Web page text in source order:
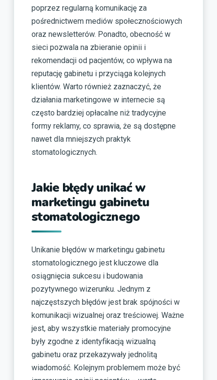
poprzez regularną komunikację za
pośrednictwem mediów społecznościowych
oraz newsletterów. Ponadto, obecność w
sieci pozwala na zbieranie opinii i
rekomendacji od pacjentów, co wpływa na
reputację gabinetu i przyciąga kolejnych
klientów. Warto również zaznaczyć, że
działania marketingowe w internecie są
często bardziej opłacalne niż tradycyjne
formy reklamy, co sprawia, że są dostępne
nawet dla mniejszych praktyk
stomatologicznych.
Jakie błędy unikać w
marketingu gabinetu
stomatologicznego
Unikanie błędów w marketingu gabinetu
stomatologicznego jest kluczowe dla
osiągnięcia sukcesu i budowania
pozytywnego wizerunku. Jednym z
najczęstszych błędów jest brak spójności w
komunikacji wizualnej oraz treściowej. Ważne
jest, aby wszystkie materiały promocyjne
były zgodne z identyfikacją wizualną
gabinetu oraz przekazywały jednolitą
wiadomość. Kolejnym problemem może być